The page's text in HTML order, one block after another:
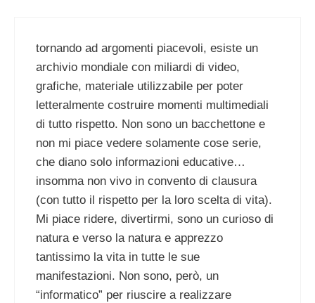
tornando ad argomenti piacevoli, esiste un
archivio mondiale con miliardi di video,
grafiche, materiale utilizzabile per poter
letteralmente costruire momenti multimediali
di tutto rispetto. Non sono un bacchettone e
non mi piace vedere solamente cose serie,
che diano solo informazioni educative…
insomma non vivo in convento di clausura
(con tutto il rispetto per la loro scelta di vita).
Mi piace ridere, divertirmi, sono un curioso di
natura e verso la natura e apprezzo
tantissimo la vita in tutte le sue
manifestazioni. Non sono, però, un
“informatico” per riuscire a realizzare